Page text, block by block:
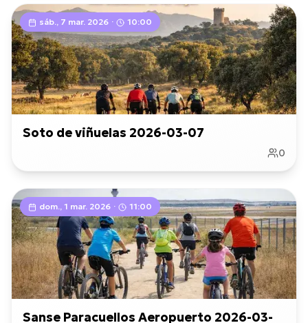
sáb., 7 mar. 2026 · 10:00
Soto de viñuelas 2026-03-07
0
dom., 1 mar. 2026 · 11:00
Sanse Paracuellos Aeropuerto 2026-03-